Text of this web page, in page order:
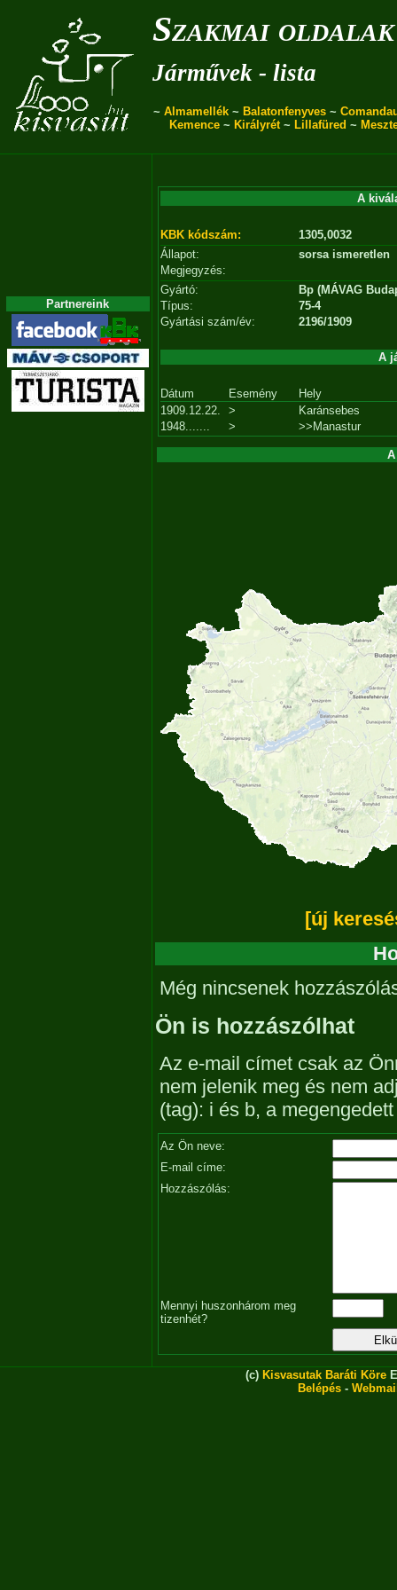
Szakmai oldalak
Járművek - lista
~ Almamellék ~ Balatonfenyves ~
Kemence ~ Királyrét~ Lillafüred ~
Partnereink
A
KBK kódszám:
1305,0032
Állapot:
sorsa ismeretlen
Megjegyzés:
Gyártó:
Bp (MÁVAG
Típus:
75-4
Gyártási szám/év:
2196/1909
A
Dátum Esemény
Hely
1909.12.22.
>
Karánsebes
1948.......
> >>Manastur
[új
Még nincsenek
Ön is hozzászólhat
Az e-mail címet csak az
nem jelenik meg és nem
(tag): i és b, a
Az Ön neve:
E-mail címe:
Hozzászólás:
Mennyi huszonhárom meg
tizenhét?
(c) Kisvasutak Baráti Köre
Belépés -